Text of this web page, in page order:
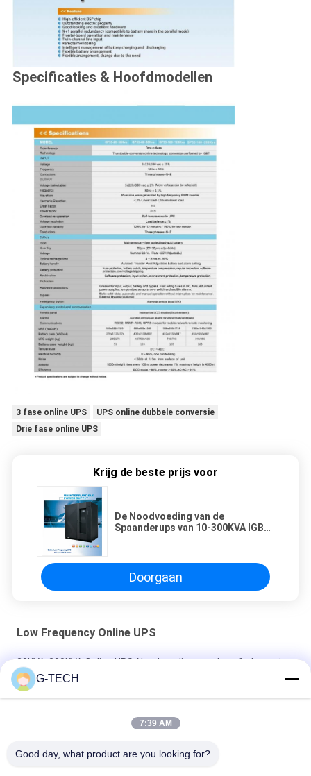
Specificaties & Hoofdmodellen
3 fase online UPS
UPS online dubbele conversie
Drie fase online UPS
Krijg de beste prijs voor
De Noodvoeding van de
Spaanderups van 10-300KVA IGBT
Doorgaan
Low Frequency Online UPS
20KVA-200KVA Online UPS-Noodvoeding met lage frekwentie
Drie Fasen Online UPS Met lage frekwentie met Hoge
Efficiënte DSP-Spaander
Online UPS In drie stadia met lage frekwentie, Online Dubbele
G-TECH
7:39 AM
Good day, what product are you looking for?